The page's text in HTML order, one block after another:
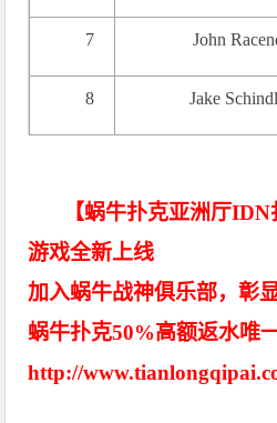
7 John
8 Jake
【蜗牛扑克亚洲厅
游戏全新上线
加入蜗牛战神俱乐部，彰
蜗牛扑克50%高额返水唯
http://